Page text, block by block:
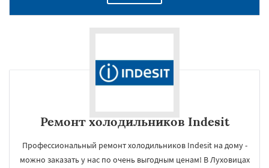
Ремонт холодильников Indesit
Профессиональный ремонт холодильников Indesit на дому -
можно заказать у нас по очень выгодным ценам! В Луховицах